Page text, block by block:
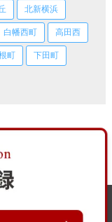
北新横浜
白幡西町 高田西
町 下田町